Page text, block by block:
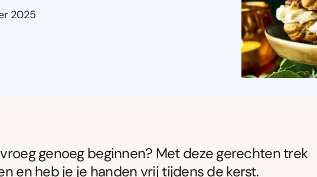
2025
genoeg beginnen? Met deze gerechten trek
en heb je je handen vrij tijdens de kerst.